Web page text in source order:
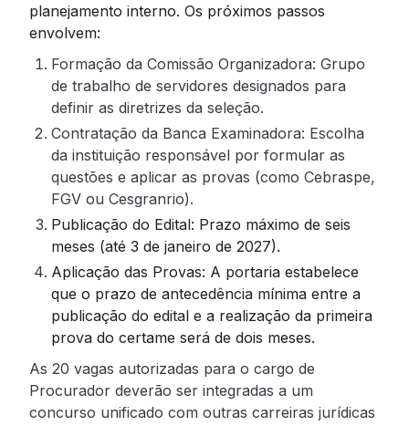
planejamento interno. Os próximos passos
envolvem:
Formação da Comissão Organizadora: Grupo
de trabalho de servidores designados para
definir as diretrizes da seleção.
Contratação da Banca Examinadora: Escolha
da instituição responsável por formular as
questões e aplicar as provas (como Cebraspe,
FGV ou Cesgranrio).
Publicação do Edital: Prazo máximo de seis
meses (até 3 de janeiro de 2027).
Aplicação das Provas: A portaria estabelece
que o prazo de antecedência mínima entre a
publicação do edital e a realização da primeira
prova do certame será de dois meses.
As 20 vagas autorizadas para o cargo de
Procurador deverão ser integradas a um
concurso unificado com outras carreiras jurídicas